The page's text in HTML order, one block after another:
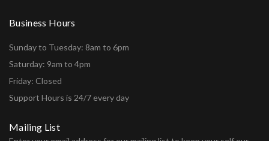
Business Hours
Sunday to Tuesday: 8am to 6pm
Saturday: 9am to 4pm
Friday: Closed
Support Hours is 24/7 every day
Mailing List